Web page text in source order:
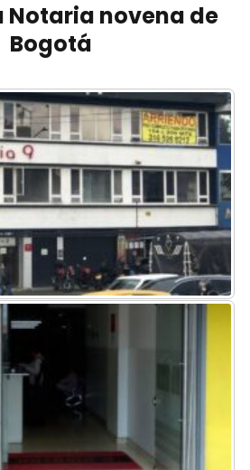
Notaria novena de
Bogotá